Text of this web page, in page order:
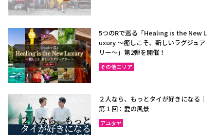
5つのRで巡る「Healing is the New L
uxury ～癒しこそ、新しいラグジュア
リー〜」第2弾を開催！
その他エリア
２人なら、もっとタイが好きになる｜
第１回：愛の風景
アユタヤ